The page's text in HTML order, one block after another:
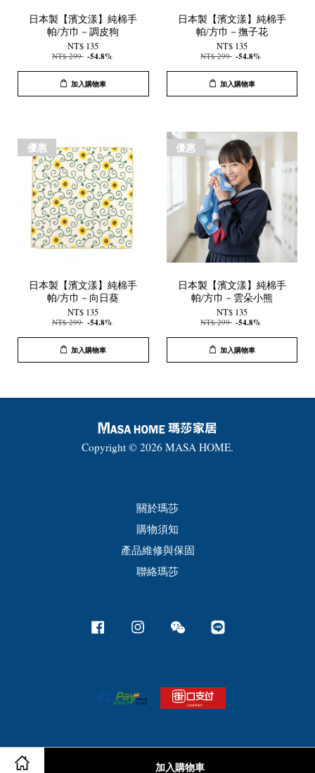
加入購物車
日本製【濱文漾】純棉手
帕/方巾－調皮狗
NT$ 135
NT$ 299 -54.8%
加入購物車
日本製【濱文漾】純棉手
帕/方巾－撫子花
NT$ 135
NT$ 299 -54.8%
加入購物車
優惠
日本製【濱文漾】純棉手
帕/方巾－向日葵
NT$ 135
NT$ 299 -54.8%
加入購物車
優惠
日本製【濱文漾】純棉手
帕/方巾－雲朵小熊
NT$ 135
NT$ 299 -54.8%
加入購物車
Copyright © 2026 MASA HOME.
關於瑪莎
購物須知
產品維修與保固
聯絡瑪莎
Facebook Instagram Wechat